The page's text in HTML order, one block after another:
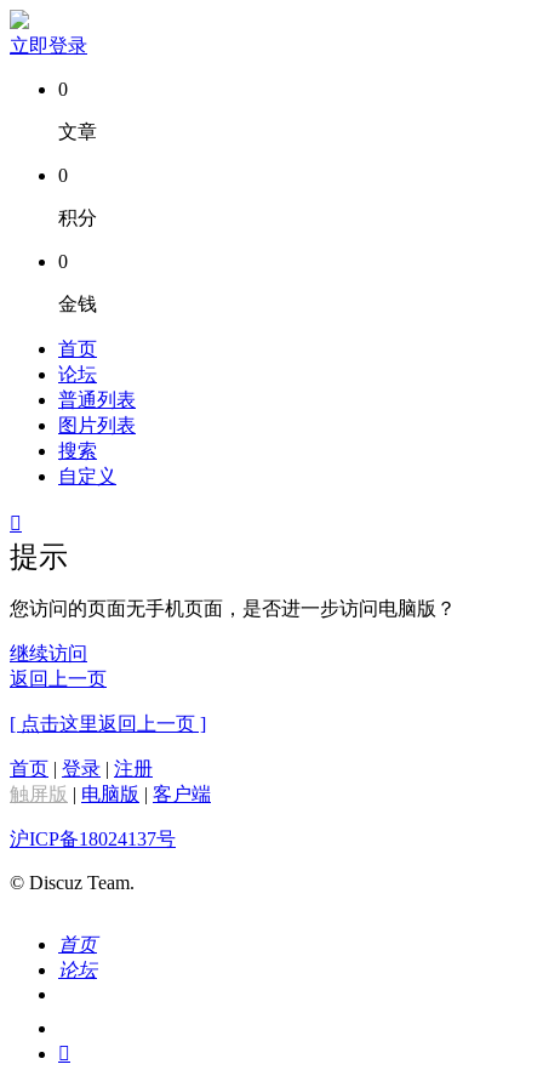
立即登录
0
文章
0
积分
0
金钱
首页
论坛
普通列表
图片列表
搜索
自定义

提示
您访问的页面无手机页面，是否进一步访问电脑版？
继续访问
返回上一页
[ 点击这里返回上一页 ]
首页 | 登录 | 注册
触屏版 | 电脑版 | 客户端
沪ICP备18024137号
© Discuz Team.
首页
论坛
我的
